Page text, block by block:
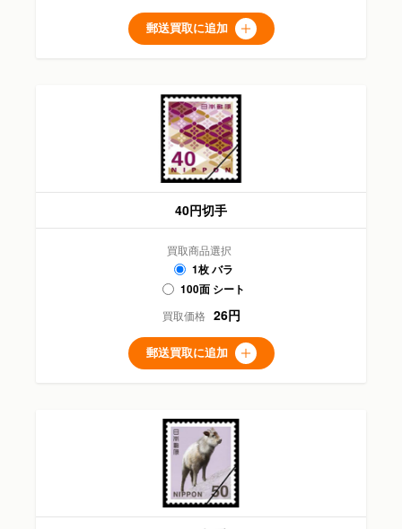
郵送買取に追加
40円切手
買取商品選択
1枚 バラ
100面 シート
買取価格 26円
郵送買取に追加